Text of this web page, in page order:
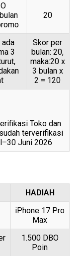
20
3
Skor per
bulan: 20,
maka:20 x
3 bulan x
2 = 120
Toko dan
terverifikasi
Juni 2026
HADIAH
iPhone 17 Pro
Max
1.500 DBO
Poin